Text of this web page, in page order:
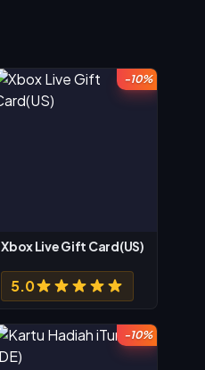
-10%
Xbox Live Gift Card(US)
5.0
-10%